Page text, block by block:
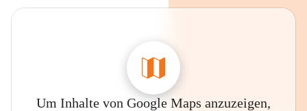
Um Inhalte von Google Maps anzuzeigen,